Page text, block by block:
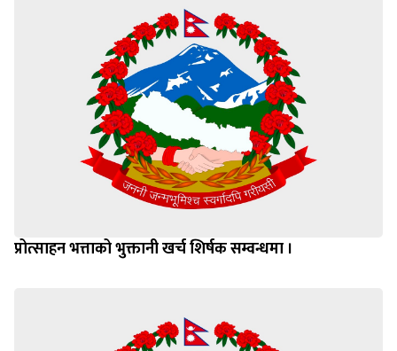
प्रोत्साहन भत्ताको भुक्तानी खर्च शिर्षक सम्वन्धमा ।